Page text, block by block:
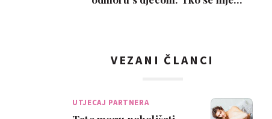
VEZANI ČLANCI
UTJECAJ PARTNERA